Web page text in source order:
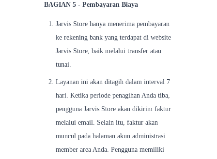
BAGIAN 5 - Pembayaran Biaya
Jarvis Store hanya menerima pembayaran
ke rekening bank yang terdapat di website
Jarvis Store, baik melalui transfer atau
tunai.
Layanan ini akan ditagih dalam interval 7
hari. Ketika periode penagihan Anda tiba,
pengguna Jarvis Store akan dikirim faktur
melalui email. Selain itu, faktur akan
muncul pada halaman akun administrasi
member area Anda. Pengguna memiliki